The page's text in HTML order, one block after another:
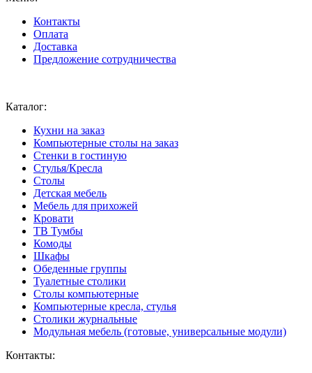
Контакты
Оплата
Доставка
Предложение сотрудничества
Каталог:
Кухни на заказ
Компьютерные столы на заказ
Стенки в гостиную
Стулья/Кресла
Столы
Детская мебель
Мебель для прихожей
Кровати
ТВ Тумбы
Комоды
Шкафы
Обеденные группы
Туалетные столики
Столы компьютерные
Компьютерные кресла, стулья
Столики журнальные
Модульная мебель (готовые, универсальные модули)
Контакты: